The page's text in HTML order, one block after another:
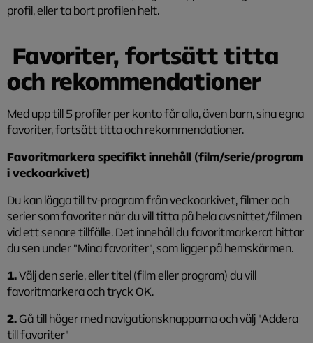
profil, eller ta bort profilen helt.
Favoriter, fortsätt titta
och rekommendationer
Med upp till 5 profiler per konto får alla, även barn, sina egna
favoriter, fortsätt titta och rekommendationer.
Favoritmarkera specifikt innehåll (film/serie/program
i veckoarkivet)
Du kan lägga till tv-program från veckoarkivet, filmer och
serier som favoriter när du vill titta på hela avsnittet/filmen
vid ett senare tillfälle. Det innehåll du favoritmarkerat hittar
du sen under "Mina favoriter", som ligger på hemskärmen.
1.Välj den serie, eller titel (film eller program) du vill
favoritmarkera och tryck OK.
2.Gå till höger med navigationsknapparna och välj "Addera
till favoriter"